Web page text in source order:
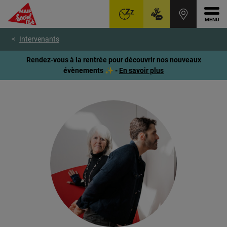
contenu
page
Intervenants
Rendez-vous à la rentrée pour découvrir nos nouveaux
évènements ✨ - En savoir plus